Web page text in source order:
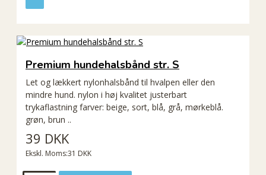
Premium hundehalsbånd str. S
Let og lækkert nylonhalsbånd til hvalpen eller den
mindre hund. nylon i høj kvalitet justerbart
trykaflastning farver: beige, sort, blå, grå, mørkeblå.
grøn, brun ..
39 DKK
Ekskl. Moms:31 DKK